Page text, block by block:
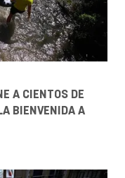
A CIENTOS DE
BIENVENIDA A